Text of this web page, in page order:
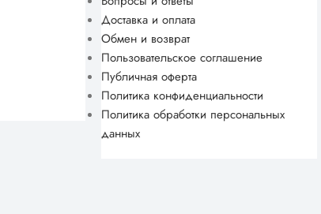
Доставка и оплата
Обмен и возврат
Пользовательское соглашение
Публичная оферта
Политика конфиденциальности
Политика обработки персональных
данных